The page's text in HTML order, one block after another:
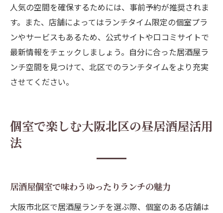
人気の空間を確保するためには、事前予約が推奨されま
す。また、店舗によってはランチタイム限定の個室プラ
ンやサービスもあるため、公式サイトや口コミサイトで
最新情報をチェックしましょう。自分に合った居酒屋ラ
ンチ空間を見つけて、北区でのランチタイムをより充実
させてください。
個室で楽しむ大阪北区の昼居酒屋活用
法
居酒屋個室で味わうゆったりランチの魅力
大阪市北区で居酒屋ランチを選ぶ際、個室のある店舗は